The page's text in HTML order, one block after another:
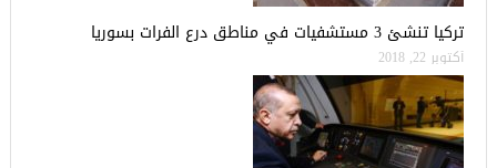
تركيا تنشئ 3 مستشفيات في مناطق درع الفرات بسوريا
أكتوبر 22, 2018